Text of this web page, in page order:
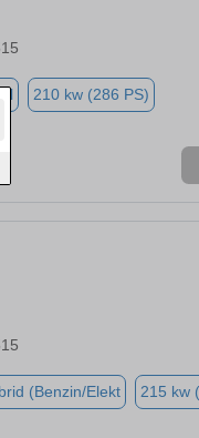
210 kw (286 PS)
(Benzin/Elekt 215 kw